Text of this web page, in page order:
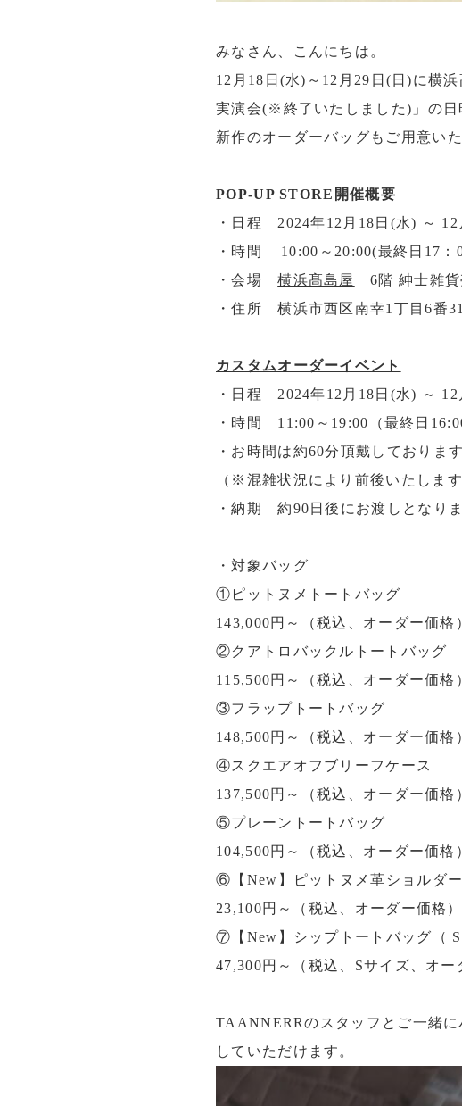
みなさん、こんにちは。
12月18日(水)～12月29日(日)に横
実演会(※終了いたしました)」の日
新作のオーダーバッグもご用意い
POP-UP STORE開催概要
・日程　2024年12月18日(水) ～
・時間    10:00～20:00(最終日17：
・会場 横浜髙島屋
6階 紳士雑貨
・住所　横浜市西区南幸1丁目6番
カスタムオーダーイベント
・日程　2024年12月18日(水) ～
・時間　11:00～19:00（最終日
・お時間は約60分頂戴しておりま
（※混雑状況により前後いたしま
・対象バッグ
①ピットヌメトートバッグ
143,000円～（税込、オーダー価格
②クアトロバックルトートバッグ
115,500円～（税込、オーダー価格
③フラップトートバッグ
④スクエアオフブリーフケース
137,500円～（税込、オーダー価格
⑤プレーントートバッグ
104,500円～（税込、オーダー価格
⑥【New】ピットヌメ革ショルダ
23,100円～（税込、オーダー価格）
⑦【New】シップトートバッグ（
47,300円～（税込、Sサイズ、オー
TAANNERRのスタッフとご一緒